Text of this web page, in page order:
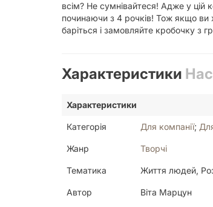
всім? Не сумнівайтеся! Адже у цій
починаючи з 4 рочків! Тож якщо ви
баріться і замовляйте кробочку з
Характеристики
Характеристики
Категорія Для компанії;
Жанр Творчі
Тематика Життя людей,
Автор Віта Марцун